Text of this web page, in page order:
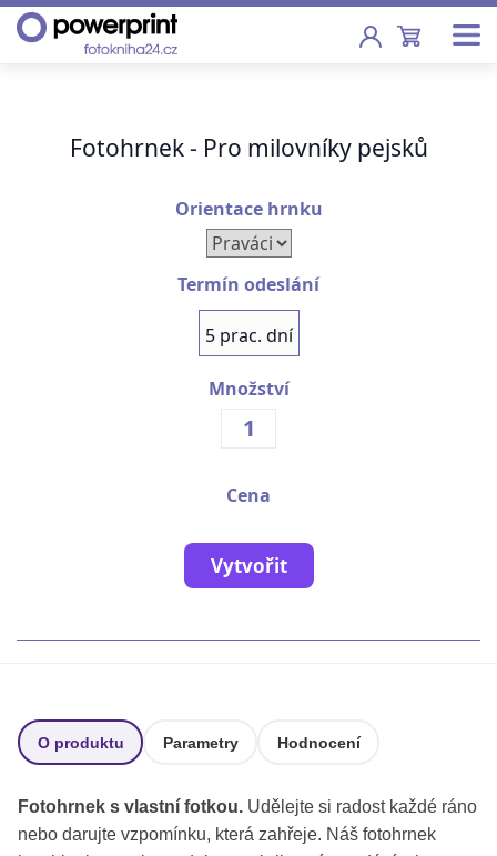
Pevná vazba, sešity, poukazy
Nástěnné, stolní i roční
Tisk fotografií od 2,90 Kč
Fotoknihy a dárky pro školy
Hrnky, magnety, trička…
Fotohrnek - Pro milovníky pejsků
Orientace hrnku
Termín odeslání
5 prac. dní
Množství
Cena
Vytvořit
O produktu Parametry Hodnocení
Fotohrnek s vlastní fotkou. Udělejte si radost každé ráno
nebo darujte vzpomínku, která zahřeje. Náš fotohrnek